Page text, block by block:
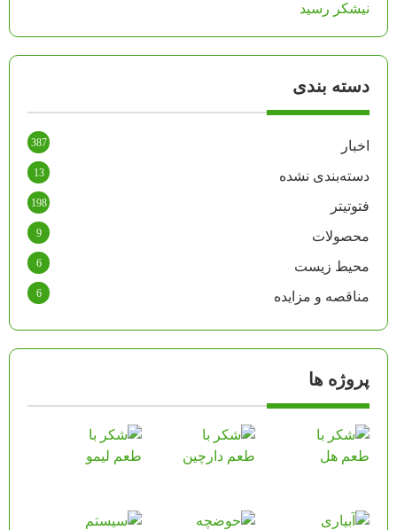
دسته بندی
اخبار 387
دسته‌بندی نشده 13
فتوتیتر 198
محصولات 9
محیط زیست 6
مناقصه و مزایده 6
پروژه ها